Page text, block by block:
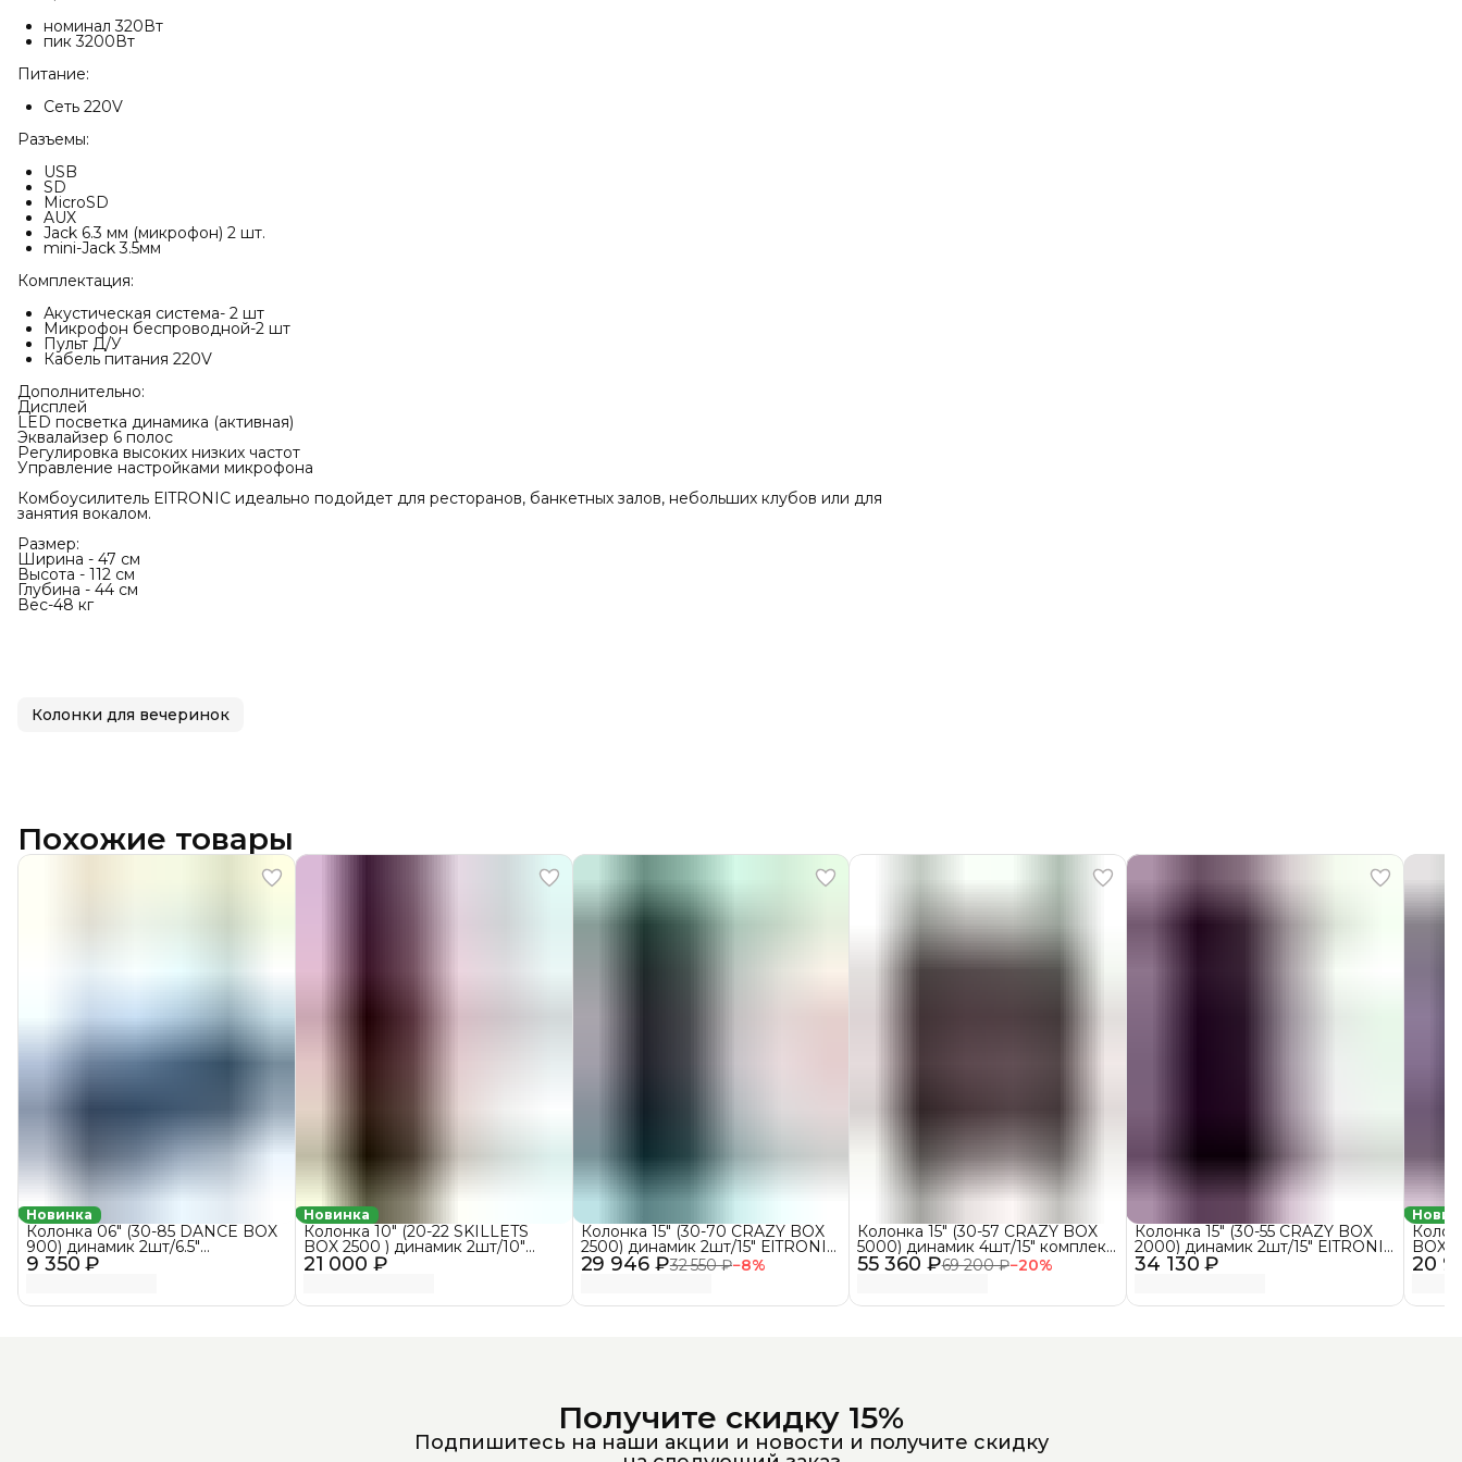
номинал 320Вт
пик 3200Вт
Питание:
Сеть 220V
Разъемы:
USB
SD
MicroSD
AUX
Jack 6.3 мм (микрофон) 2 шт.
mini-Jack 3.5мм
Комплектация:
Акустическая система- 2 шт
Микрофон беспроводной-2 шт
Пульт Д/У
Кабель питания 220V
Дополнительно:
Дисплей
LED посветка динамика (активная)
Эквалайзер 6 полос
Регулировка высоких низких частот
Управление настройками микрофона
Комбоусилитель ElTRONIC идеально подойдет для ресторанов, банкетных залов, небольших клубов или для
занятия вокалом.
Размер:
Ширина - 47 см
Высота - 112 см
Глубина - 44 см
Вес-48 кг
Колонки для вечеринок
Похожие товары
Новинка
9 350 ₽
Колонка 06" (30-85 DANCE BOX
900) динамик 2шт/6.5"
ELTRONIC с TWS (синий)
Новинка
21 000 ₽
Колонка 10" (20-22 SKILLETS
BOX 2500 ) динамик 2шт/10"
ELTRONIC с TWS 29 946 ₽32 550 ₽−8%
Колонка 15" (30-70 CRAZY BOX
2500) динамик 2шт/15" ElTRONIC
с TWS 55 360 ₽69 200 ₽−20%
Колонка 15" (30-57 CRAZY BOX
5000) динамик 4шт/15" комплект
2 колонки ELTRONIC с TWS 34 130 ₽
Колонка 15" (30-55 CRAZY BOX
2000) динамик 2шт/15" ElTRONIC
с TWS 20
BOX
Получите скидку 15%
Подпишитесь на наши акции и новости и получите скидку